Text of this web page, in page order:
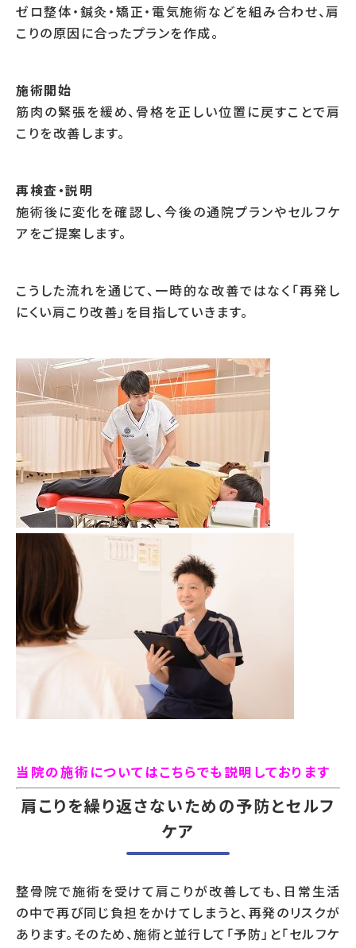
ゼロ整体・鍼灸・矯正・電気施術などを組み合わせ、肩
こりの原因に合ったプランを作成。
施術開始
筋肉の緊張を緩め、骨格を正しい位置に戻すことで肩
こりを改善します。
再検査・説明
施術後に変化を確認し、今後の通院プランやセルフケ
アをご提案します。
こうした流れを通じて、一時的な改善ではなく「再発し
にくい肩こり改善」を目指していきます。
当院の施術についてはこちらでも説明しております
肩こりを繰り返さないための予防とセルフ
ケア
整骨院で施術を受けて肩こりが改善しても、日常生活
の中で再び同じ負担をかけてしまうと、再発のリスクが
あります。そのため、施術と並行して「予防」と「セルフケ